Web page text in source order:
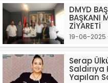
DMYD
BAŞKANI
ZİYARETİ
19-06-2025
Serap
Yapılan